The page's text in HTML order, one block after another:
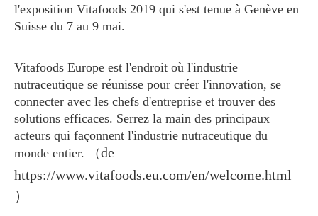
l'exposition Vitafoods 2019 qui s'est tenue à Genève en
Suisse du 7 au 9 mai.
Vitafoods Europe est l'endroit où l'industrie
nutraceutique se réunisse pour créer l'innovation, se
connecter avec les chefs d'entreprise et trouver des
solutions efficaces. Serrez la main des principaux
acteurs qui façonnent l'industrie nutraceutique du
monde entier. （de
https://www.vitafoods.eu.com/en/welcome.html
）